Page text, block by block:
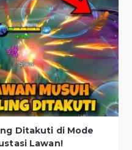
Ditakuti di Mode
Lawan!